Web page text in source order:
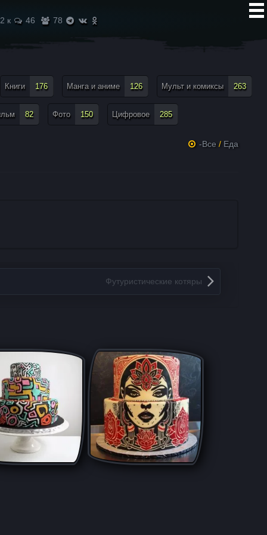
2 к 46 78
Книги 176 Манга и аниме 126 Мульт и комиксы 263
82 Фото 150 Цифровое 285
-Все / Еда
Футуристические котяры